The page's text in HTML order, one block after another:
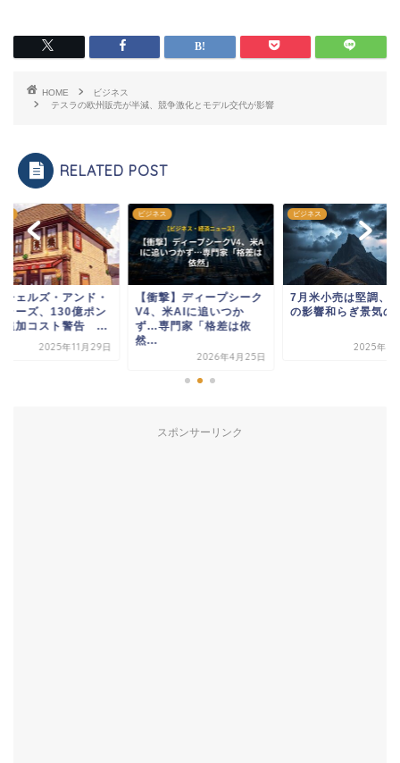
HOME
ビジネス
テスラの欧州販売が半減、競争激化とモデル交代が影響
RELATED POST
チェルズ・アンド・
ラーズ、130億ポン
追加コスト警告 ...
2025年11月29日
ビジネス
【衝撃】ディープシーク
V4、米AIに追いつか
ず…専門家「格差は依
然...
2026年4月25日
ビジネス
7月米小売は堅調、
の影響和らぎ景気の
2025年8
スポンサーリンク